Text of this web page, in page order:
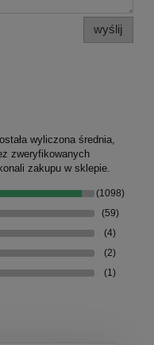
wyślij
wyliczona średnia,
zweryfikowanych
zakupu w sklepie.
(1098)
(59)
(4)
(2)
(1)